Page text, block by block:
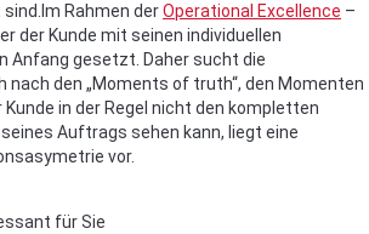
Rahmen derOperational Excellence –
der Kunde mit seinen individuellen
Anfang gesetzt. Daher sucht die
nach den „Moments of truth“, den Momenten
Kunde in der Regel nicht den kompletten
Auftrags sehen kann, liegt eine
vor.
für Sie